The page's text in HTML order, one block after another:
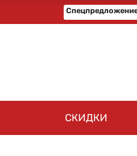
СКИДКИ